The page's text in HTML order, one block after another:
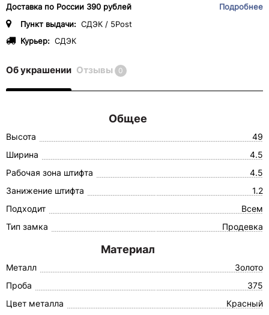
Доставка по России 390 рублей
Подробнее
Пункт выдачи: СДЭК / 5Post
Курьер: СДЭК
Об украшении Отзывы 0
Общее
Высота
49
Ширина
4.5
Рабочая зона штифта
4.5
Занижение штифта
1.2
Подходит
Всем
Тип замка
Продевка
Материал
Металл
Золото
Проба
375
Цвет металла
Красный